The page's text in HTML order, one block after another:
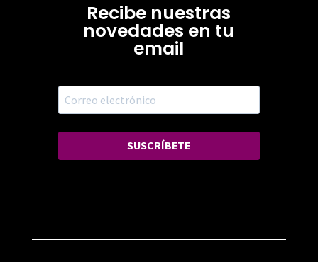
Recibe nuestras
novedades en tu
email
SUSCRÍBETE